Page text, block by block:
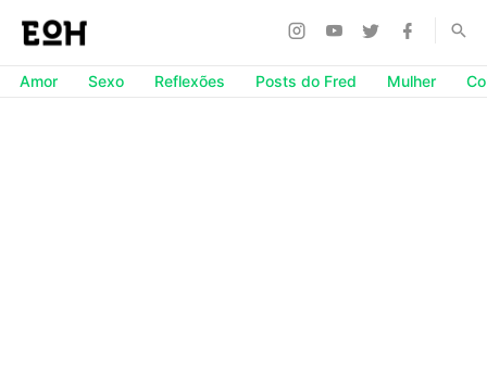
Amor Sexo Reflexões Posts do Fred Mulher